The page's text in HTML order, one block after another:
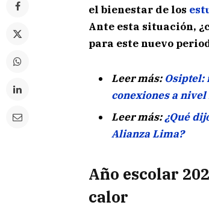
el bienestar de los
Ante esta situación,
para este nuevo
Leer más: Osiptel:
conexiones a
Leer más:¿Qué
Alianza Lima?
Año escolar
calor